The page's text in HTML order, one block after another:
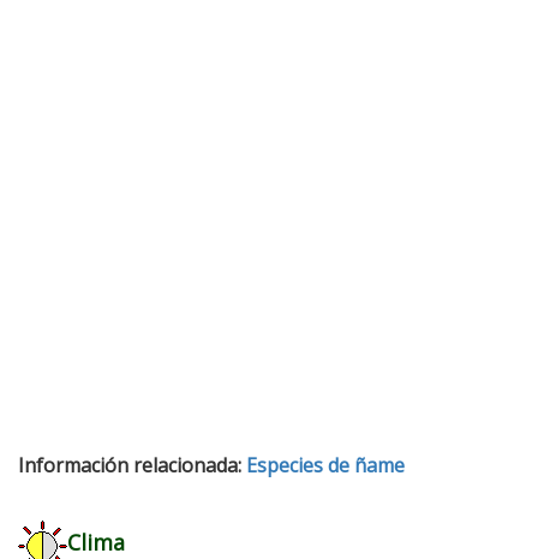
Información relacionada: Especies de ñame
Clima